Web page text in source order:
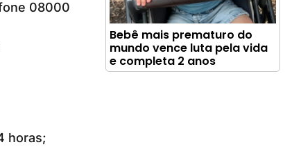
08000
horas;
Bebê mais prematuro do
mundo vence luta pela vida
e completa 2 anos